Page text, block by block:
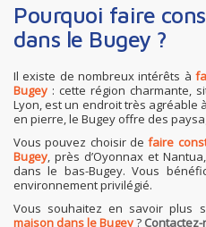
Pourquoi faire
dans le Bugey ?
Il existe de nombreux intérêts à
Bugey : cette région charmante,
Lyon, est un endroit très agréable
en pierre, le Bugey offre des
Vous pouvez choisir defaire
Bugey, près d’Oyonnax et
dans le bas-Bugey. Vous
environnement privilégié.
Vous souhaitez en savoir plus
maison dans le Bugey?